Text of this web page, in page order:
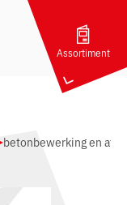
Assortiment
betonbewerking en